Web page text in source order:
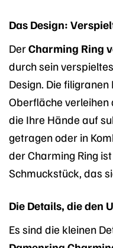
Das Design:
DerCharming Ring
durch sein
Design. Die
Oberfläche verleihen
die Ihre Hände auf
getragen oder in
der Charming Ring
Schmuckstück, das
Die Details, die den
Es sind die kleinen